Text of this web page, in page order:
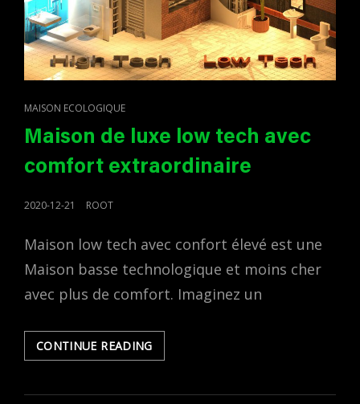
CAT
LINKS
MAISON ECOLOGIQUE
Maison de luxe low tech avec
comfort extraordinaire
POSTED
2020-12-21 ROOT
Maison low tech avec confort élevé est une
Maison basse technologique et moins cher
avec plus de comfort. Imaginez un
CONTINUE READINGMAISON
DE
LOW